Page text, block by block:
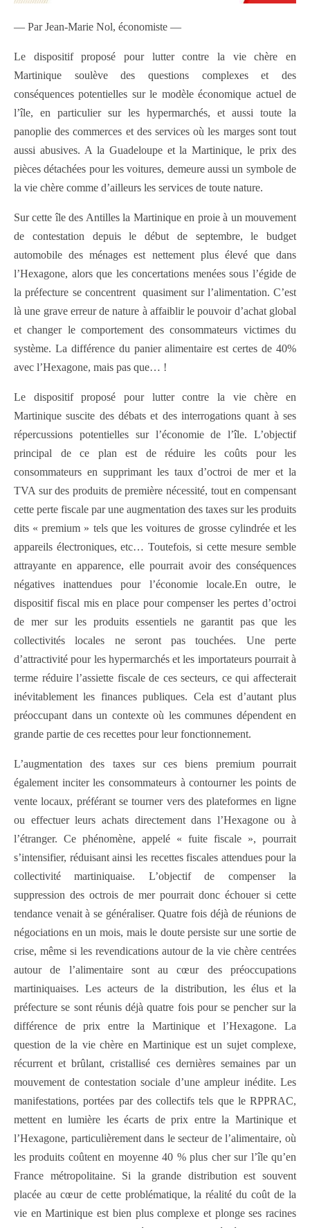
— Par Jean-Marie Nol, économiste —
Le dispositif proposé pour lutter contre la vie chère en
Martinique soulève des questions complexes et des
conséquences potentielles sur le modèle économique actuel de
l’île, en particulier sur les hypermarchés, et aussi toute la
panoplie des commerces et des services où les marges sont tout
aussi abusives. A la Guadeloupe et la Martinique, le prix des
pièces détachées pour les voitures, demeure aussi un symbole de
la vie chère comme d’ailleurs les services de toute nature.
Sur cette île des Antilles la Martinique en proie à un mouvement
de contestation depuis le début de septembre, le budget
automobile des ménages est nettement plus élevé que dans
l’Hexagone, alors que les concertations menées sous l’égide de
la préfecture se concentrent quasiment sur l’alimentation. C’est
là une grave erreur de nature à affaiblir le pouvoir d’achat global
et changer le comportement des consommateurs victimes du
système. La différence du panier alimentaire est certes de 40%
avec l’Hexagone, mais pas que… !
Le dispositif proposé pour lutter contre la vie chère en
Martinique suscite des débats et des interrogations quant à ses
répercussions potentielles sur l’économie de l’île. L’objectif
principal de ce plan est de réduire les coûts pour les
consommateurs en supprimant les taux d’octroi de mer et la
TVA sur des produits de première nécessité, tout en compensant
cette perte fiscale par une augmentation des taxes sur les produits
dits « premium » tels que les voitures de grosse cylindrée et les
appareils électroniques, etc… Toutefois, si cette mesure semble
attrayante en apparence, elle pourrait avoir des conséquences
négatives inattendues pour l’économie locale.En outre, le
dispositif fiscal mis en place pour compenser les pertes d’octroi
de mer sur les produits essentiels ne garantit pas que les
collectivités locales ne seront pas touchées. Une perte
d’attractivité pour les hypermarchés et les importateurs pourrait à
terme réduire l’assiette fiscale de ces secteurs, ce qui affecterait
inévitablement les finances publiques. Cela est d’autant plus
préoccupant dans un contexte où les communes dépendent en
grande partie de ces recettes pour leur fonctionnement.
L’augmentation des taxes sur ces biens premium pourrait
également inciter les consommateurs à contourner les points de
vente locaux, préférant se tourner vers des plateformes en ligne
ou effectuer leurs achats directement dans l’Hexagone ou à
l’étranger. Ce phénomène, appelé « fuite fiscale », pourrait
s’intensifier, réduisant ainsi les recettes fiscales attendues pour la
collectivité martiniquaise. L’objectif de compenser la
suppression des octrois de mer pourrait donc échouer si cette
tendance venait à se généraliser. Quatre fois déjà de réunions de
négociations en un mois, mais le doute persiste sur une sortie de
crise, même si les revendications autour de la vie chère centrées
autour de l’alimentaire sont au cœur des préoccupations
martiniquaises. Les acteurs de la distribution, les élus et la
préfecture se sont réunis déjà quatre fois pour se pencher sur la
différence de prix entre la Martinique et l’Hexagone. La
question de la vie chère en Martinique est un sujet complexe,
récurrent et brûlant, cristallisé ces dernières semaines par un
mouvement de contestation sociale d’une ampleur inédite. Les
manifestations, portées par des collectifs tels que le RPPRAC,
mettent en lumière les écarts de prix entre la Martinique et
l’Hexagone, particulièrement dans le secteur de l’alimentaire, où
les produits coûtent en moyenne 40 % plus cher sur l’île qu’en
France métropolitaine. Si la grande distribution est souvent
placée au cœur de cette problématique, la réalité du coût de la
vie en Martinique est bien plus complexe et plonge ses racines